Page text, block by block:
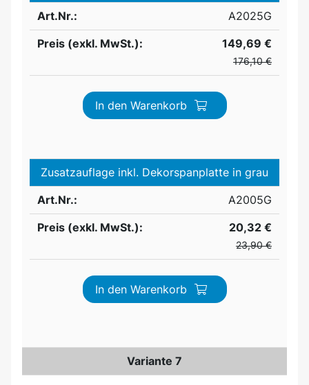
Art.Nr.:
A2025G
Preis (exkl. MwSt.):
149,69 €
176,10 €
In den Warenkorb
Zusatzauflage inkl. Dekorspanplatte in grau
Art.Nr.:
A2005G
Preis (exkl. MwSt.):
20,32 €
23,90 €
In den Warenkorb
Variante 7